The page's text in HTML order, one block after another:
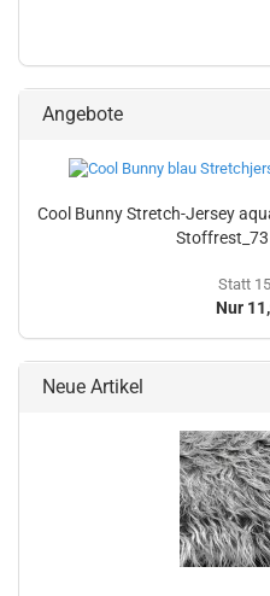
Angebote
Cool Bunny Stretch-Jersey
Statt
Nur
Neue Artikel